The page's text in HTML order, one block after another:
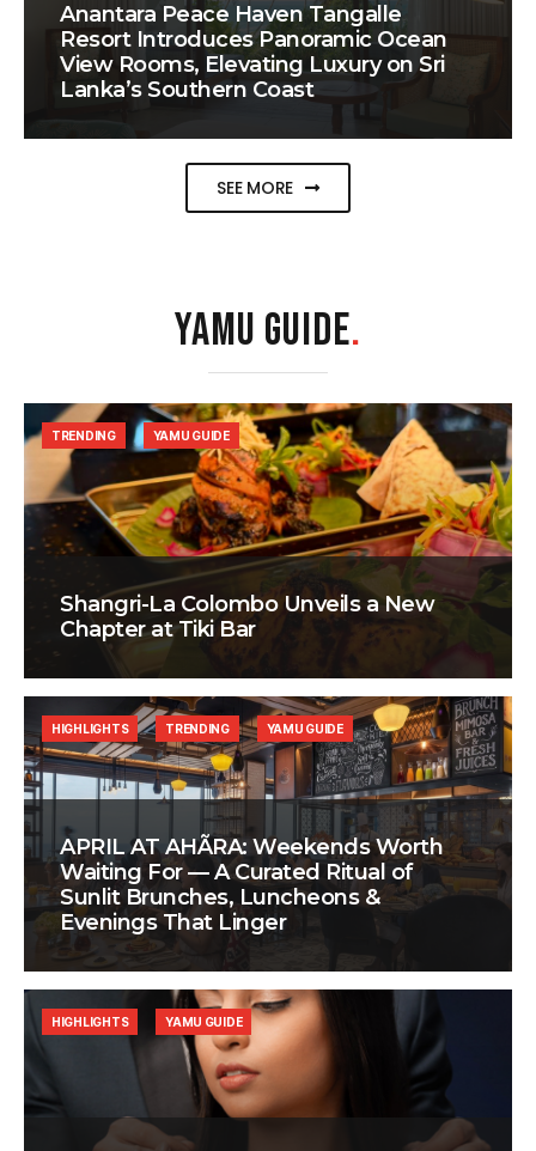
Anantara Peace Haven Tangalle
Resort Introduces Panoramic Ocean
View Rooms, Elevating Luxury on Sri
Lanka’s Southern Coast
SEE MORE
YAMU GUIDE.
Shangri-La Colombo Unveils a New
Chapter at Tiki Bar
TRENDING YAMU GUIDE
APRIL AT AHÃRA: Weekends Worth
Waiting For — A Curated Ritual of
Sunlit Brunches, Luncheons &
Evenings That Linger
HIGHLIGHTS TRENDING YAMU GUIDE
HIGHLIGHTS YAMU GUIDE